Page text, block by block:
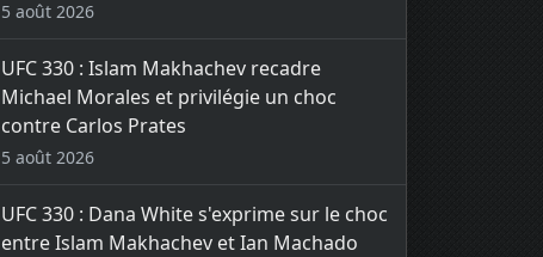
5 août 2026
UFC 330 : Islam Makhachev recadre
Michael Morales et privilégie un choc
contre Carlos Prates
5 août 2026
UFC 330 : Dana White s'exprime sur le choc
entre Islam Makhachev et Ian Machado